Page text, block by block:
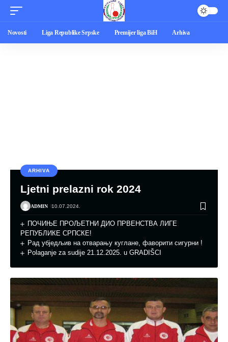
Novosti Liga Republike Srpske Premijer liga BiH Arhiva
ARHIVA
Ljetni prelazni rok 2024
ADMIN 10.07.2024.
ПОЧИЊЕ ПРОЉЕТНИ ДИО ПРВЕНСТВА ЛИГЕ
РЕПУБЛИКЕ СРПСКЕ!
Рад убједљив на отварању куглане, фавoрити сигурни !
Polaganje za sudije 21.12.2025. u GRADIŠCI